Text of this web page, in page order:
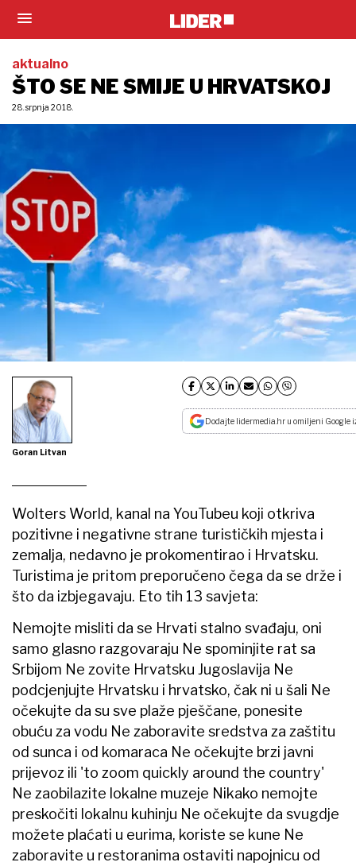
aktualno
ŠTO SE NE SMIJE U HRVATSKOJ
28. srpnja 2018.
Goran Litvan
Dodajte lidermedia.hr u omiljeni Google
Wolters World, kanal na YouTubeu koji otkriva
pozitivne i negativne strane turističkih mjesta i
zemalja, nedavno je prokomentirao i Hrvatsku.
Turistima je pritom preporučeno čega da se drže i
što da izbjegavaju. Eto tih 13 savjeta:
Nemojte misliti da se Hrvati stalno svađaju, oni
samo glasno razgovaraju Ne spominjite rat sa
Srbijom Ne zovite Hrvatsku Jugoslavija Ne
podcjenjujte Hrvatsku i hrvatsko, čak ni u šali Ne
očekujte da su sve plaže pješčane, ponesite
obuću za vodu Ne zaboravite sredstva za zaštitu
od sunca i od komaraca Ne očekujte brzi javni
prijevoz ili 'to zoom quickly around the country'
Ne zaobilazite lokalne muzeje Nikako nemojte
preskočiti lokalnu kuhinju Ne očekujte da svugdje
možete plaćati u eurima, koriste se kune Ne
zaboravite u restoranima ostaviti napojnicu od